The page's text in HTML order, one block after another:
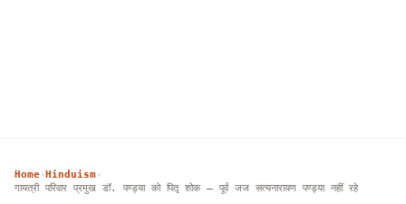
Home› Hinduism›
गायत्री परिवार प्रमुख डॉ. पण्ड्या को पितृ शोक – पूर्व जज सत्यनारायण पण्ड्या नहीं रहे